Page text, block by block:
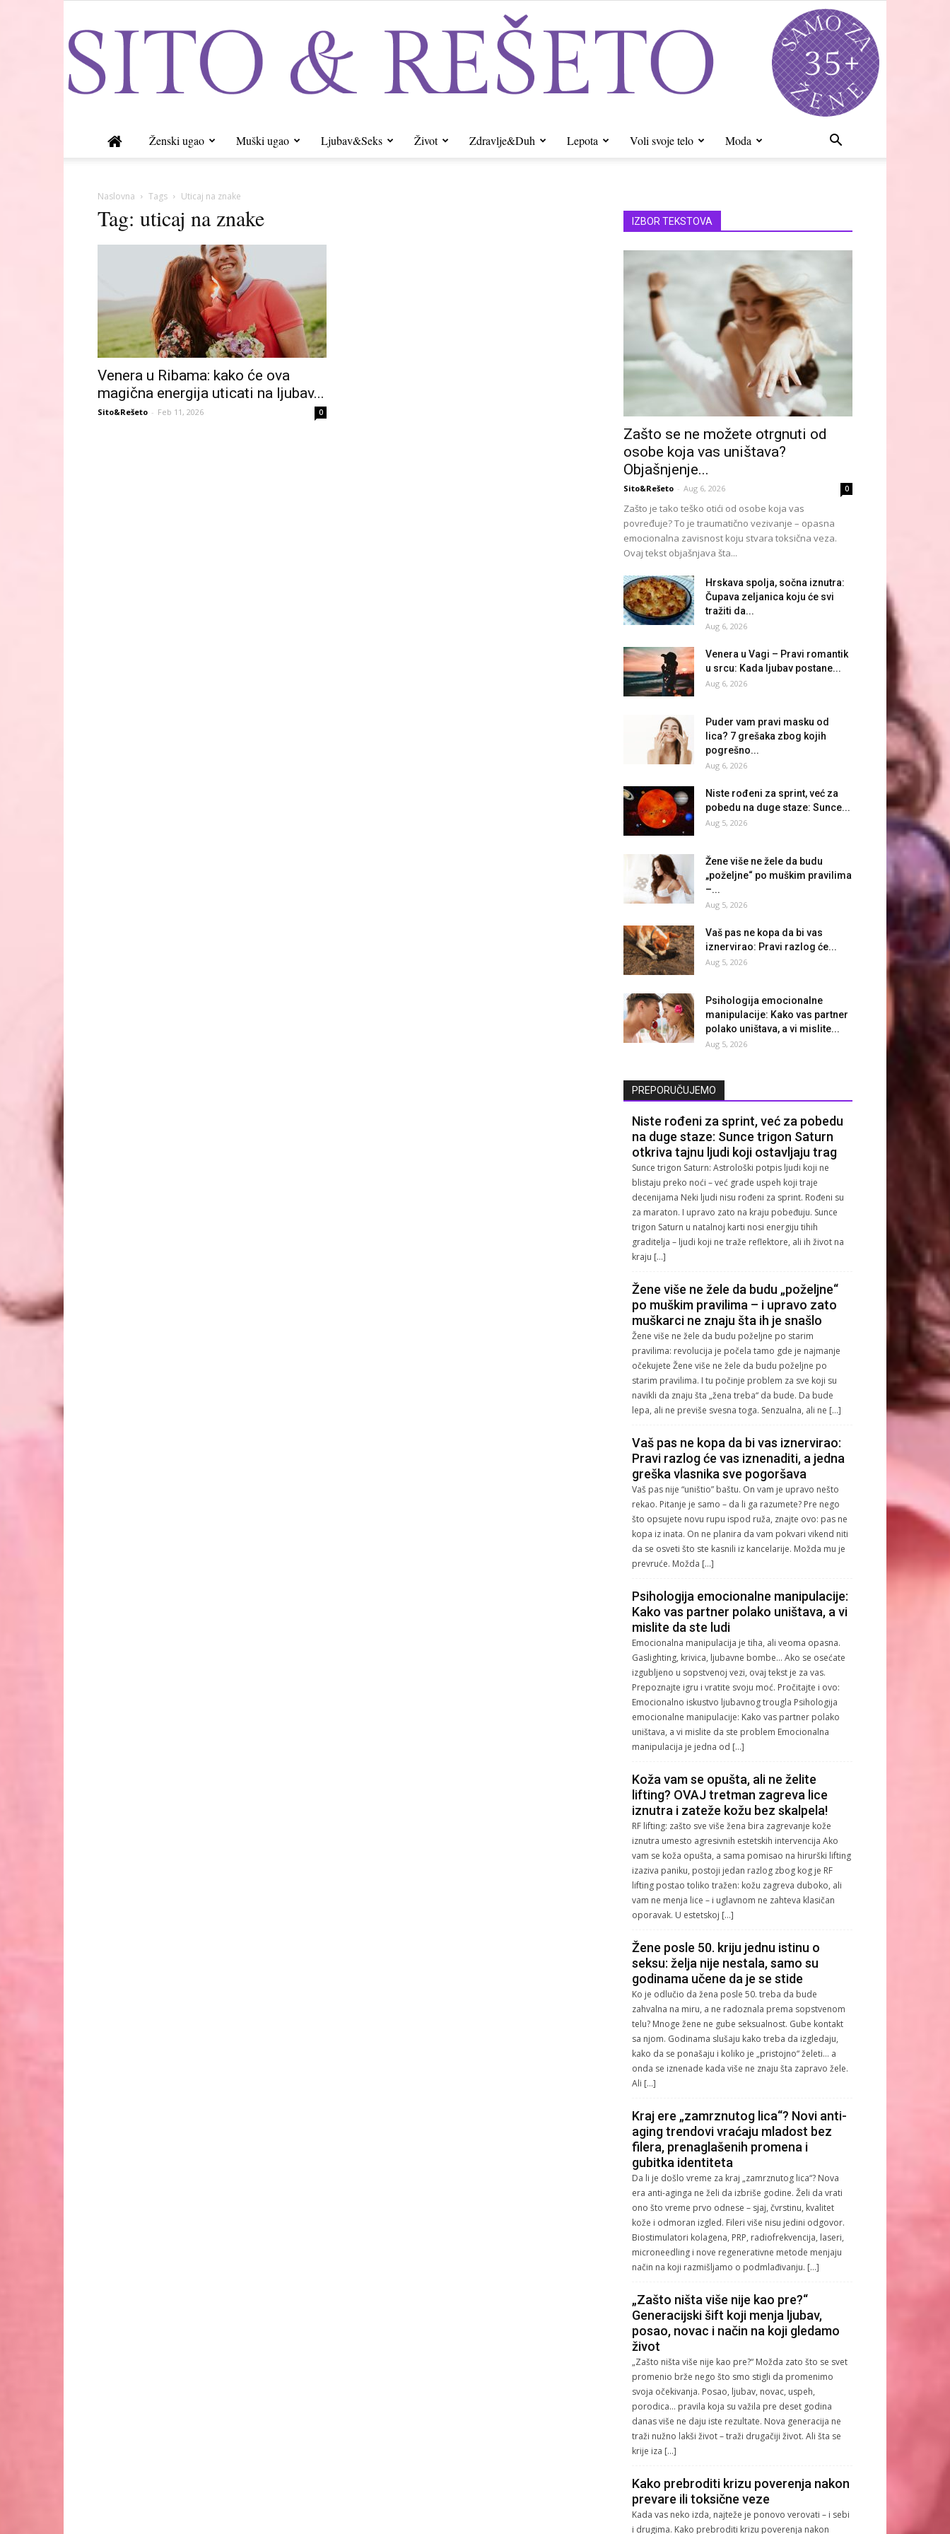
Ženski ugao Muški ugao Ljubav&Seks Život Zdravlje&Duh Lepota Voli svoje telo Moda
Naslovna Tags Uticaj na znake
Tag: uticaj na znake
Venera u Ribama: kako će ova
magična energija uticati na ljubav...
Sito&Rešeto - Feb 11, 2026 0
IZBOR TEKSTOVA
Zašto se ne možete otrgnuti od
osobe koja vas uništava?
Objašnjenje...
Sito&Rešeto - Aug 6, 2026 0
Zašto je tako teško otići od osobe koja vas
povređuje? To je traumatično vezivanje – opasna
emocionalna zavisnost koju stvara toksična veza.
Ovaj tekst objašnjava šta...
Hrskava spolja, sočna iznutra:
Čupava zeljanica koju će svi
tražiti da...
Aug 6, 2026
Venera u Vagi – Pravi romantik
u srcu: Kada ljubav postane...
Aug 6, 2026
Puder vam pravi masku od
lica? 7 grešaka zbog kojih
pogrešno...
Aug 6, 2026
Niste rođeni za sprint, već za
pobedu na duge staze: Sunce...
Aug 5, 2026
Žene više ne žele da budu
„poželjne“ po muškim pravilima
–...
Aug 5, 2026
Vaš pas ne kopa da bi vas
iznervirao: Pravi razlog će...
Aug 5, 2026
Psihologija emocionalne
manipulacije: Kako vas partner
polako uništava, a vi mislite...
Aug 5, 2026
PREPORUČUJEMO
Niste rođeni za sprint, već za pobedu
na duge staze: Sunce trigon Saturn
otkriva tajnu ljudi koji ostavljaju trag
Sunce trigon Saturn: Astrološki potpis ljudi koji ne
blistaju preko noći – već grade uspeh koji traje
decenijama Neki ljudi nisu rođeni za sprint. Rođeni su
za maraton. I upravo zato na kraju pobeđuju. Sunce
trigon Saturn u natalnoj karti nosi energiju tihih
graditelja – ljudi koji ne traže reflektore, ali ih život na
kraju […]
Žene više ne žele da budu „poželjne“
po muškim pravilima – i upravo zato
muškarci ne znaju šta ih je snašlo
Žene više ne žele da budu poželjne po starim
pravilima: revolucija je počela tamo gde je najmanje
očekujete Žene više ne žele da budu poželjne po
starim pravilima. I tu počinje problem za sve koji su
navikli da znaju šta „žena treba“ da bude. Da bude
lepa, ali ne previše svesna toga. Senzualna, ali ne […]
Vaš pas ne kopa da bi vas iznervirao:
Pravi razlog će vas iznenaditi, a jedna
greška vlasnika sve pogoršava
Vaš pas nije “uništio” baštu. On vam je upravo nešto
rekao. Pitanje je samo – da li ga razumete? Pre nego
što opsujete novu rupu ispod ruža, znajte ovo: pas ne
kopa iz inata. On ne planira da vam pokvari vikend niti
da se osveti što ste kasnili iz kancelarije. Možda mu je
prevruće. Možda […]
Psihologija emocionalne manipulacije:
Kako vas partner polako uništava, a vi
mislite da ste ludi
Emocionalna manipulacija je tiha, ali veoma opasna.
Gaslighting, krivica, ljubavne bombe… Ako se osećate
izgubljeno u sopstvenoj vezi, ovaj tekst je za vas.
Prepoznajte igru i vratite svoju moć. Pročitajte i ovo:
Emocionalno iskustvo ljubavnog trougla Psihologija
emocionalne manipulacije: Kako vas partner polako
uništava, a vi mislite da ste problem Emocionalna
manipulacija je jedna od […]
Koža vam se opušta, ali ne želite
lifting? OVAJ tretman zagreva lice
iznutra i zateže kožu bez skalpela!
RF lifting: zašto sve više žena bira zagrevanje kože
iznutra umesto agresivnih estetskih intervencija Ako
vam se koža opušta, a sama pomisao na hirurški lifting
izaziva paniku, postoji jedan razlog zbog kog je RF
lifting postao toliko tražen: kožu zagreva duboko, ali
vam ne menja lice – i uglavnom ne zahteva klasičan
oporavak. U estetskoj […]
Žene posle 50. kriju jednu istinu o
seksu: želja nije nestala, samo su
godinama učene da je se stide
Ko je odlučio da žena posle 50. treba da bude
zahvalna na miru, a ne radoznala prema sopstvenom
telu? Mnoge žene ne gube seksualnost. Gube kontakt
sa njom. Godinama slušaju kako treba da izgledaju,
kako da se ponašaju i koliko je „pristojno“ želeti… a
onda se iznenade kada više ne znaju šta zapravo žele.
Ali […]
Kraj ere „zamrznutog lica“? Novi anti-
aging trendovi vraćaju mladost bez
filera, prenaglašenih promena i
gubitka identiteta
Da li je došlo vreme za kraj „zamrznutog lica“? Nova
era anti-aginga ne želi da izbriše godine. Želi da vrati
ono što vreme prvo odnese – sjaj, čvrstinu, kvalitet
kože i odmoran izgled. Fileri više nisu jedini odgovor.
Biostimulatori kolagena, PRP, radiofrekvencija, laseri,
microneedling i nove regenerativne metode menjaju
način na koji razmišljamo o podmlađivanju. […]
„Zašto ništa više nije kao pre?“
Generacijski šift koji menja ljubav,
posao, novac i način na koji gledamo
život
„Zašto ništa više nije kao pre?“ Možda zato što se svet
promenio brže nego što smo stigli da promenimo
svoja očekivanja. Posao, ljubav, novac, uspeh,
porodica… pravila koja su važila pre deset godina
danas više ne daju iste rezultate. Nova generacija ne
traži nužno lakši život – traži drugačiji život. Ali šta se
krije iza […]
Kako prebroditi krizu poverenja nakon
prevare ili toksične veze
Kada vas neko izda, najteže je ponovo verovati – i sebi
i drugima. Kako prebroditi krizu poverenja nakon